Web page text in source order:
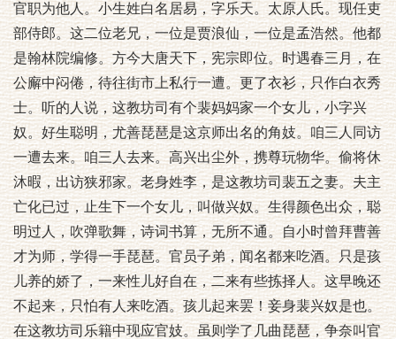
官职为他人。小生姓白名居易，字乐天。太原人氏。现任吏
部侍郎。这二位老兄，一位是贾浪仙，一位是孟浩然。他都
是翰林院编修。方今大唐天下，宪宗即位。时遇春三月，在
公廨中闷倦，待往街市上私行一遭。更了衣衫，只作白衣秀
士。听的人说，这教坊司有个裴妈妈家一个女儿，小字兴
奴。好生聪明，尤善琵琶是这京师出名的角妓。咱三人同访
一遭去来。咱三人去来。高兴出尘外，携尊玩物华。偷将休
沐暇，出访狭邪家。老身姓李，是这教坊司裴五之妻。夫主
亡化已过，止生下一个女儿，叫做兴奴。生得颜色出众，聪
明过人，吹弹歌舞，诗词书算，无所不通。自小时曾拜曹善
才为师，学得一手琵琶。官员子弟，闻名都来吃酒。只是孩
儿养的娇了，一来性儿好自在，二来有些拣择人。这早晚还
不起来，只怕有人来吃酒。孩儿起来罢！妾身裴兴奴是也。
在这教坊司乐籍中现应官妓。虽则学了几曲琵琶，争奈叫官